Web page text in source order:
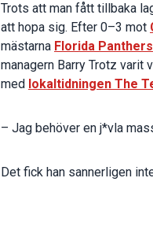
Trots att man fått tillbaka
att hopa sig. Efter 0–3 mot
mästarna Florida Panthers
managern Barry Trotz varit
med lokaltidningen The
– Jag behöver en j*vla
Det fick han sannerligen